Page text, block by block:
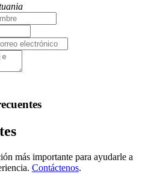
más importante para ayudarle a
Contáctenos.